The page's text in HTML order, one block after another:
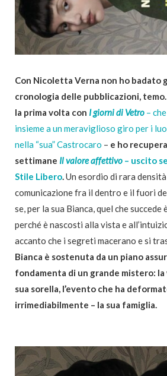
Con Nicoletta Verna non ho badato
cronologia delle pubblicazioni,
la prima volta con I giorni di Vetro –
insieme a un meraviglioso giro per i
nella “sua” Castrocaro – e ho
settimane Il valore affettivo – uscito
Stile Libero.Un esordio di rara
comunicazione fra il dentro e il fuori
se, per la sua Bianca, quel che
perché è nascosti alla vista e
accanto che i segreti macerano e si
Bianca è sostenuta da un piano
fondamenta di un grande mistero:
sua sorella, l’evento che ha
irrimediabilmente – la sua famiglia.